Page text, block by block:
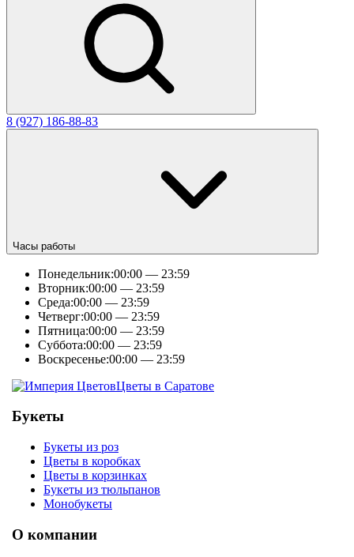
8 (927) 186-88-83
Часы работы
Понедельник:00:00 — 23:59
Вторник:00:00 — 23:59
Среда:00:00 — 23:59
Четверг:00:00 — 23:59
Пятница:00:00 — 23:59
Суббота:00:00 — 23:59
Воскресенье:00:00 — 23:59
Цветы в Саратове
Букеты
Букеты из роз
Цветы в коробках
Цветы в корзинках
Букеты из тюльпанов
Монобукеты
О компании